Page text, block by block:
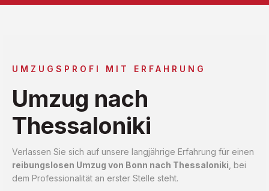
UMZUGSPROFI MIT ERFAHRUNG
Umzug nach
Thessaloniki
Verlassen Sie sich auf unsere langjährige Erfahrung für einen
reibungslosen Umzug von Bonn nach Thessaloniki , bei
dem Professionalität an erster Stelle steht.